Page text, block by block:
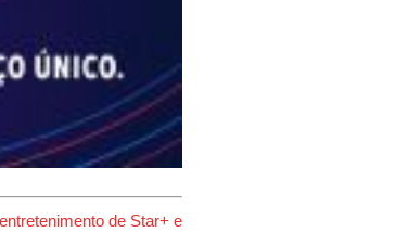
de Star+ e